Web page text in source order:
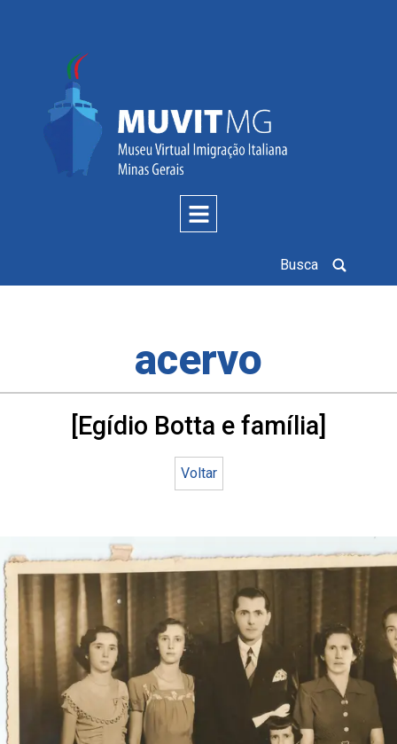
Busca
acervo
[Egídio Botta e família]
Voltar